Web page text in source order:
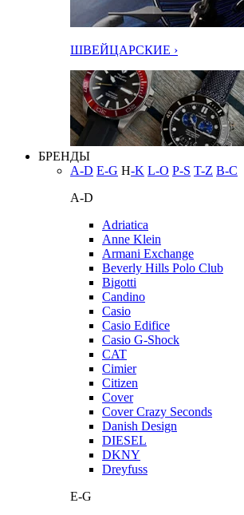
ШВЕЙЦАРСКИЕ ›
БРЕНДЫ
A-D E-G H-K L-O P-S T-Z В-С
A-D
Adriatica
Anne Klein
Armani Exchange
Beverly Hills Polo Club
Bigotti
Candino
Casio
Casio Edifice
Casio G-Shock
CAT
Cimier
Citizen
Cover
Cover Crazy Seconds
Danish Design
DIESEL
DKNY
Dreyfuss
E-G